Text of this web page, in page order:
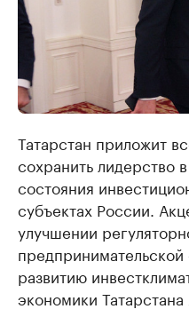
Татарстан приложит
сохранить лидерство
состояния
субъектах России.
улучшении
развитию
экономики